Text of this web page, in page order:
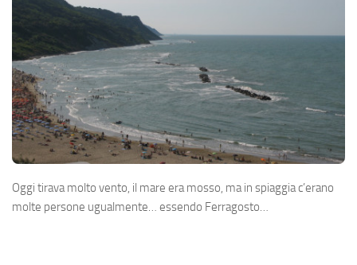
Oggi tirava molto vento, il mare era mosso, ma in spiaggia c’erano
molte persone ugualmente… essendo Ferragosto…